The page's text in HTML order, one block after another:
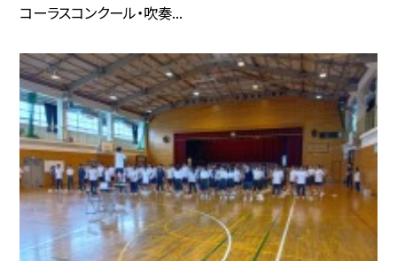
コーラスコンクール・吹奏...